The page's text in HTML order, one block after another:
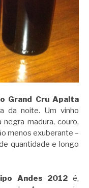
Grand Cru Apalta
da noite. Um vinho
madura, couro,
menos exuberante –
quantidade e longo
Andes 2012 é,